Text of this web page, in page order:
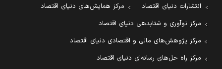
انتشارات دنیای اقتصاد
مرکز همایش‌های دنیای اقتصاد
مرکز نوآوری و شتابدهی دنیای اقتصاد
مرکز پژوهش‌های مالی و اقتصادی دنیای اقتصاد
مرکز راه حل‌های رسانه‌ای دنیای اقتصاد